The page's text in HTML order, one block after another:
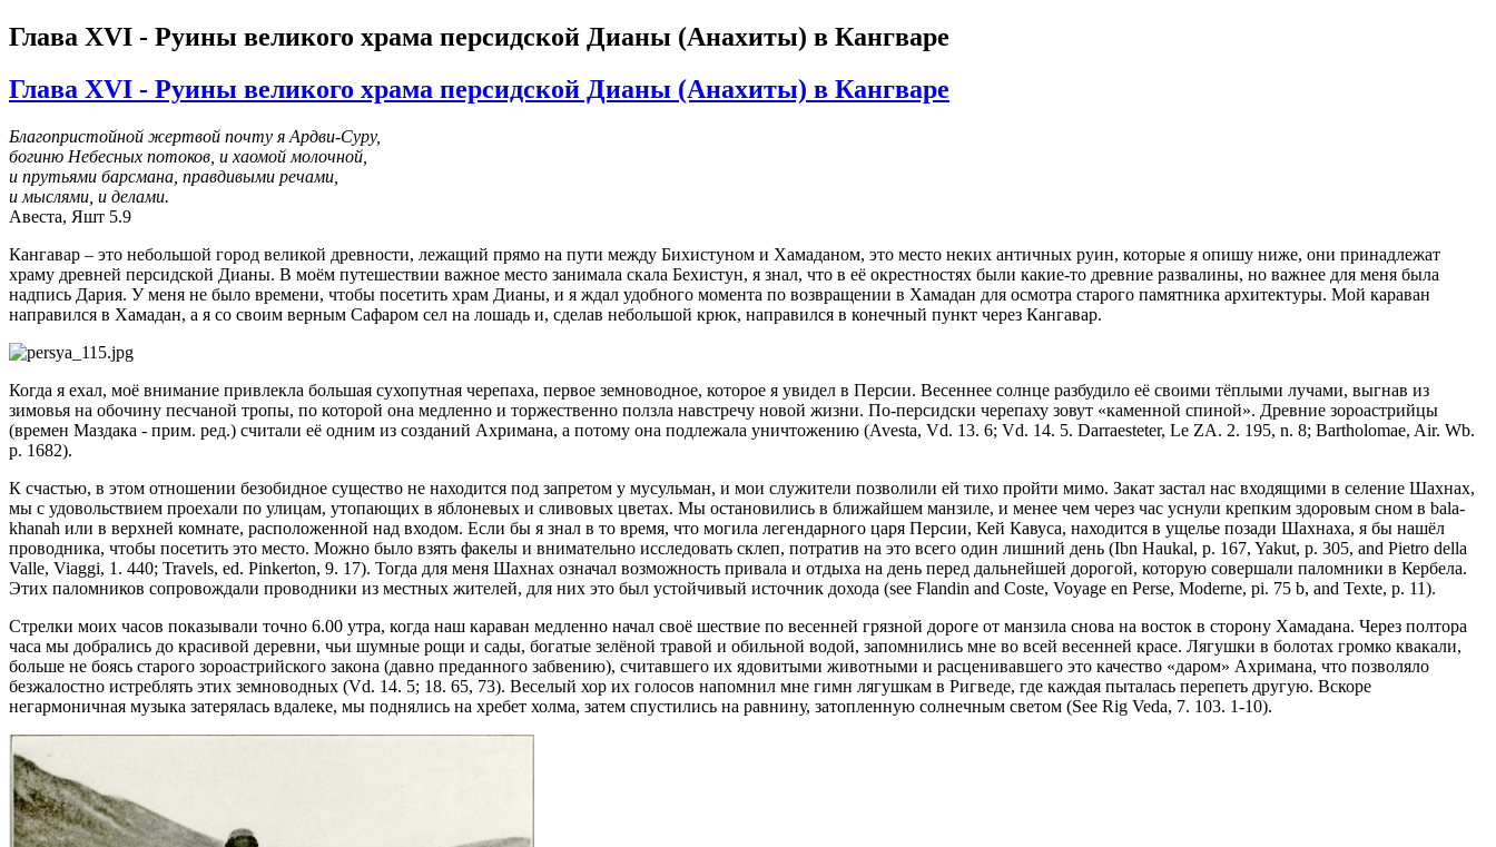
Глава XVI - Руины великого храма персидской Дианы (Анахиты) в Кангваре
Глава XVI - Руины великого храма персидской Дианы (Анахиты) в Кангваре
Благопристойной жертвой почту я Ардви-Суру,
богиню Небесных потоков, и хаомой молочной,
и прутьями барсмана, правдивыми речами,
и мыслями, и делами.
Авеста, Яшт 5.9
Кангавар – это небольшой город великой древности, лежащий прямо на пути между Бихистуном и Хамаданом, это место неких античных руин, которые я опишу ниже, они принадлежат
храму древней персидской Дианы. В моём путешествии важное место занимала скала Бехистун, я знал, что в её окрестностях были какие-то древние развалины, но важнее для меня была
надпись Дария. У меня не было времени, чтобы посетить храм Дианы, и я ждал удобного момента по возвращении в Хамадан для осмотра старого памятника архитектуры. Мой караван
направился в Хамадан, а я со своим верным Сафаром сел на лошадь и, сделав небольшой крюк, направился в конечный пункт через Кангавар.
Когда я ехал, моё внимание привлекла большая сухопутная черепаха, первое земноводное, которое я увидел в Персии. Весеннее солнце разбудило её своими тёплыми лучами, выгнав из
зимовья на обочину песчаной тропы, по которой она медленно и торжественно ползла навстречу новой жизни. По-персидски черепаху зовут «каменной спиной». Древние зороастрийцы
(времен Маздака - прим. ред.) считали её одним из созданий Ахримана, а потому она подлежала уничтожению (Avesta, Vd. 13. 6; Vd. 14. 5. Darraesteter, Le ZA. 2. 195, n. 8; Bartholomae, Air. Wb.
p. 1682).
К счастью, в этом отношении безобидное существо не находится под запретом у мусульман, и мои служители позволили ей тихо пройти мимо. Закат застал нас входящими в селение Шахнах,
мы с удовольствием проехали по улицам, утопающих в яблоневых и сливовых цветах. Мы остановились в ближайшем манзиле, и менее чем через час уснули крепким здоровым сном в bala-
khanah или в верхней комнате, расположенной над входом. Если бы я знал в то время, что могила легендарного царя Персии, Кей Кавуса, находится в ущелье позади Шахнаха, я бы нашёл
проводника, чтобы посетить это место. Можно было взять факелы и внимательно исследовать склеп, потратив на это всего один лишний день (Ibn Haukal, p. 167, Yakut, p. 305, and Pietro della
Valle, Viaggi, 1. 440; Travels, ed. Pinkerton, 9. 17). Тогда для меня Шахнах означал возможность привала и отдыха на день перед дальнейшей дорогой, которую совершали паломники в Кербела.
Этих паломников сопровождали проводники из местных жителей, для них это был устойчивый источник дохода (see Flandin and Coste, Voyage en Perse, Moderne, pi. 75 b, and Texte, p. 11).
Стрелки моих часов показывали точно 6.00 утра, когда наш караван медленно начал своё шествие по весенней грязной дороге от манзила снова на восток в сторону Хамадана. Через полтора
часа мы добрались до красивой деревни, чьи шумные рощи и сады, богатые зелёной травой и обильной водой, запомнились мне во всей весенней красе. Лягушки в болотах громко квакали,
больше не боясь старого зороастрийского закона (давно преданного забвению), считавшего их ядовитыми животными и расценивавшего это качество «даром» Ахримана, что позволяло
безжалостно истреблять этих земноводных (Vd. 14. 5; 18. 65, 73). Веселый хор их голосов напомнил мне гимн лягушкам в Ригведе, где каждая пыталась перепеть другую. Вскоре
негармоничная музыка затерялась вдалеке, мы поднялись на хребет холма, затем спустились на равнину, затопленную солнечным светом (See Rig Veda, 7. 103. 1-10).